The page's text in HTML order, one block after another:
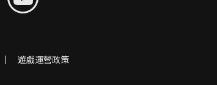
遊戲運營政策